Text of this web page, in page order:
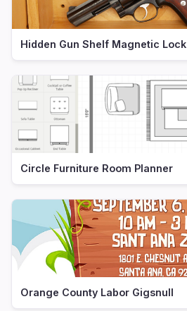
Hidden Gun Shelf Magnetic Lock
Circle Furniture Room Planner
Orange County Labor Gigsnull